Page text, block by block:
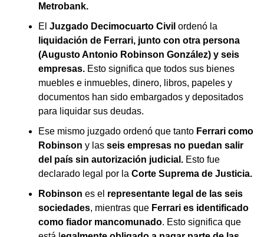
Metrobank.
El Juzgado Decimocuarto Civil ordenó la
liquidación de Ferrari, junto con otra persona
(Augusto Antonio Robinson González) y seis
empresas. Esto significa que todos sus bienes
muebles e inmuebles, dinero, libros, papeles y
documentos han sido embargados y depositados
para liquidar sus deudas.
Ese mismo juzgado ordenó que tanto Ferrari como
Robinson y las seis empresas no puedan salir
del país sin autorización judicial. Esto fue
declarado legal por la Corte Suprema de Justicia.
Robinson es el representante legal de las seis
sociedades, mientras que Ferrari es identificado
como fiador mancomunado. Esto significa que